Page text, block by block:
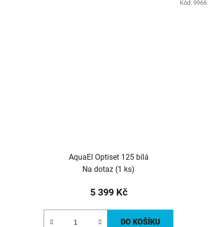
AquaEl Optiset 125 bílá
Na dotaz (1 ks)
5 399 Kč
DO KOŠÍKU
Kód: 9966